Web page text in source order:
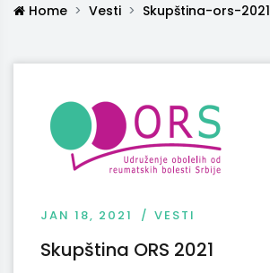
Home Vesti Skupština-ors-2021
JAN 18, 2021 VESTI
Skupština ORS 2021